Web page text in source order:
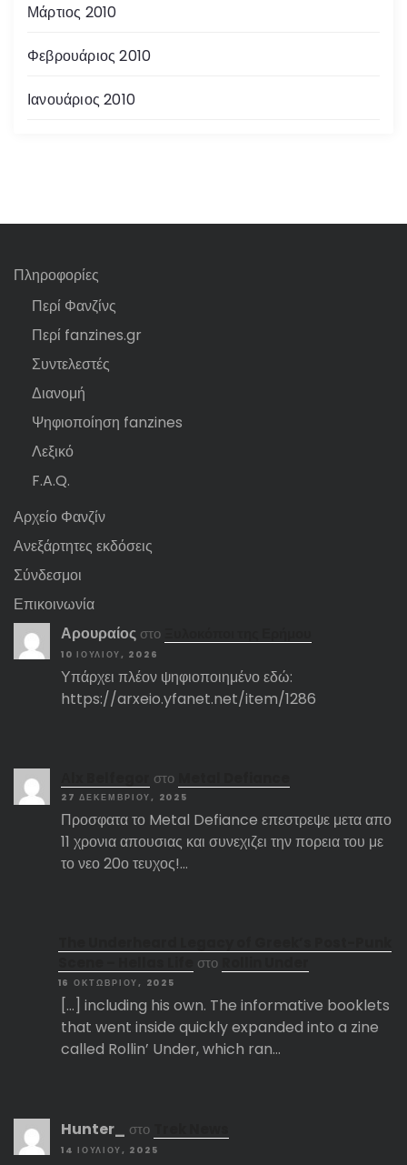
Μάρτιος 2010
Φεβρουάριος 2010
Ιανουάριος 2010
Πληροφορίες
Περί Φανζίνς
Περί fanzines.gr
Συντελεστές
Διανομή
Ψηφιοποίηση fanzines
Λεξικό
F.A.Q.
Αρχείο Φανζίν
Ανεξάρτητες εκδόσεις
Σύνδεσμοι
Επικοινωνία
Αρουραίος στο
10 ΙΟΥΛΊΟΥ, 2026
Υπάρχει πλέον ψηφιοποιημένο εδώ:
https://arxeio.yfanet.net/item/1286
στο
27 ΔΕΚΕΜΒΡΊΟΥ, 2025
Προσφατα το Metal Defiance επεστρεψε μετα απο
11 χρονια απουσιας και συνεχιζει την πορεια του με
το νεο 20ο τευχος!…
στο
16 ΟΚΤΩΒΡΊΟΥ, 2025
[…] including his own. The informative booklets
that went inside quickly expanded into a zine
called Rollin’ Under, which ran…
Hunter_ στο
14 ΙΟΥΛΊΟΥ, 2025